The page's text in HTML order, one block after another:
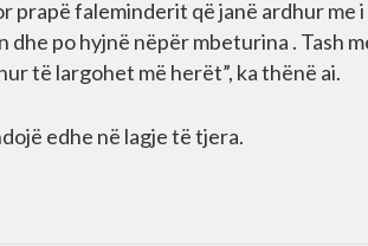
prapë faleminderit që janë ardhur me i
po hyjnë nëpër mbeturina . Tash
të largohet më herët”, ka thënë ai.
edhe në lagje të tjera.